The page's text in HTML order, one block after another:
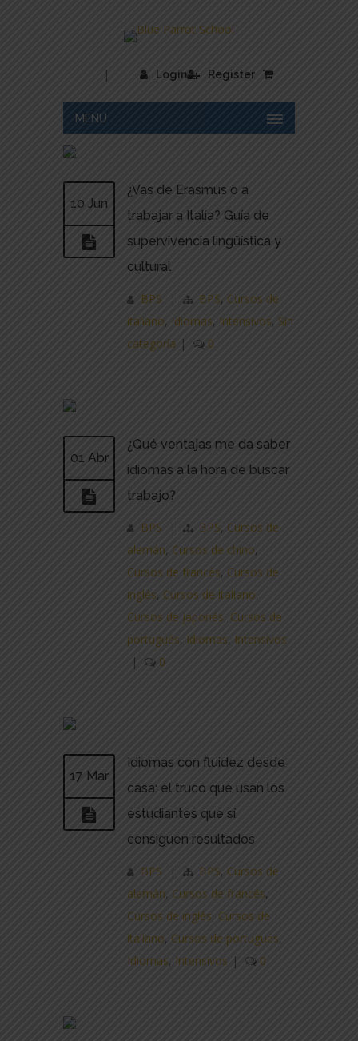
Login
| Register
MENU
10 Jun
¿Vas de Erasmus o a
trabajar a Italia? Guía de
supervivencia lingüística y
cultural
BPS | BPS, Cursos de
italiano, Idiomas, Intensivos, Sin
categoría | 0
01 Abr
¿Qué ventajas me da saber
idiomas a la hora de buscar
trabajo?
BPS | BPS, Cursos de
alemán, Cursos de chino,
Cursos de francés, Cursos de
inglés, Cursos de italiano,
Cursos de japonés, Cursos de
portugués, Idiomas, Intensivos
|
0
17 Mar
Idiomas con fluidez desde
casa: el truco que usan los
estudiantes que sí
consiguen resultados
BPS | BPS, Cursos de
alemán, Cursos de francés,
Cursos de inglés, Cursos de
italiano, Cursos de portugués,
Idiomas, Intensivos | 0